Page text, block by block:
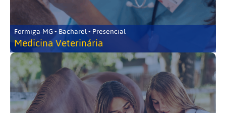
Formiga-MG • Bacharel • Presencial
Medicina Veterinária